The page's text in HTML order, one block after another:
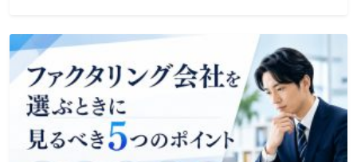
の
見
分
け
方
｜
契
約